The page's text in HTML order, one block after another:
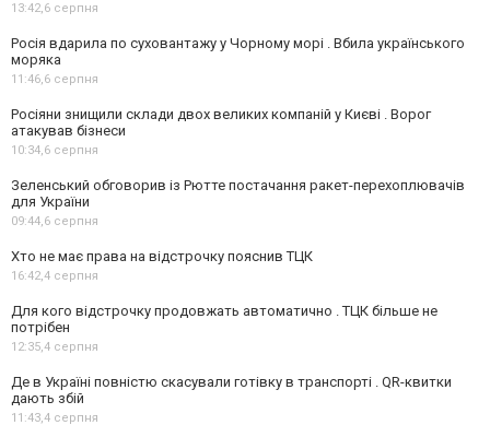
13:42,6 серпня
Росія вдарила по суховантажу у Чорному морі . Вбила українського
моряка
11:46,6 серпня
Росіяни знищили склади двох великих компаній у Києві . Ворог
атакував бізнеси
10:34,6 серпня
Зеленський обговорив із Рютте постачання ракет-перехоплювачів
для України
09:44,6 серпня
Хто не має права на відстрочку пояснив ТЦК
16:42,4 серпня
Для кого відстрочку продовжать автоматично . ТЦК більше не
потрібен
12:35,4 серпня
Де в Україні повністю скасували готівку в транспорті . QR-квитки
дають збій
11:43,4 серпня